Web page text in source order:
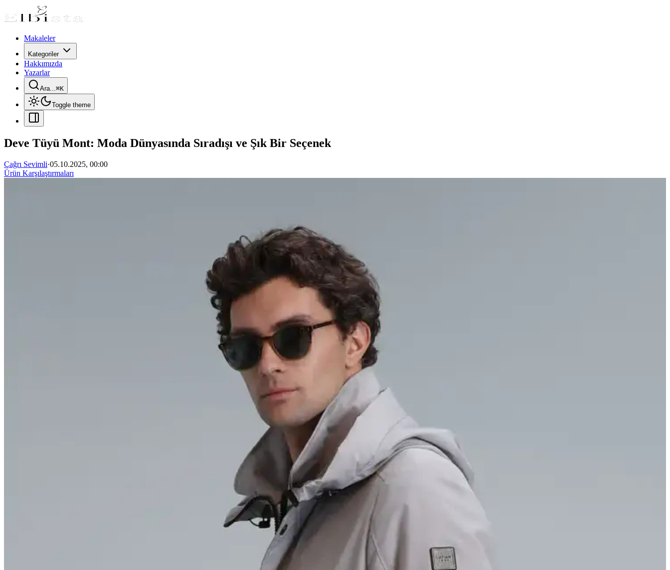
Makaleler
Kategoriler
Hakkımızda
Yazarlar
Ara...⌘K
Toggle theme
Deve Tüyü Mont: Moda Dünyasında Sıradışı ve Şık Bir Seçenek
Çağrı Sevimli·05.10.2025, 00:00
Ürün Karşılaştırmaları